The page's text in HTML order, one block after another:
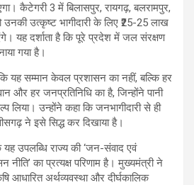
कैटेगरी 3 में बिलासपुर, रायगढ़, बलरामपुर,
उत्कृष्ट भागीदारी के लिए ₹25-25 लाख
यह दर्शाता है कि पूरे प्रदेश में जल संरक्षण
गया है।
यह सम्मान केवल प्रशासन का नहीं, बल्कि हर
और हर जनप्रतिनिधि का है, जिन्होंने पानी
लिया। उन्होंने कहा कि जनभागीदारी से ही
ने इसे सिद्ध कर दिखाया है।
यह उपलब्धि राज्य की ‘जन-संवाद एवं
नीति’ का प्रत्यक्ष परिणाम है। मुख्यमंत्री ने
आधारित अर्थव्यवस्था और दीर्घकालिक